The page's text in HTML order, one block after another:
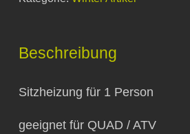
Menge
Beschreibung
Sitzheizung für 1 Person
geeignet für QUAD / ATV